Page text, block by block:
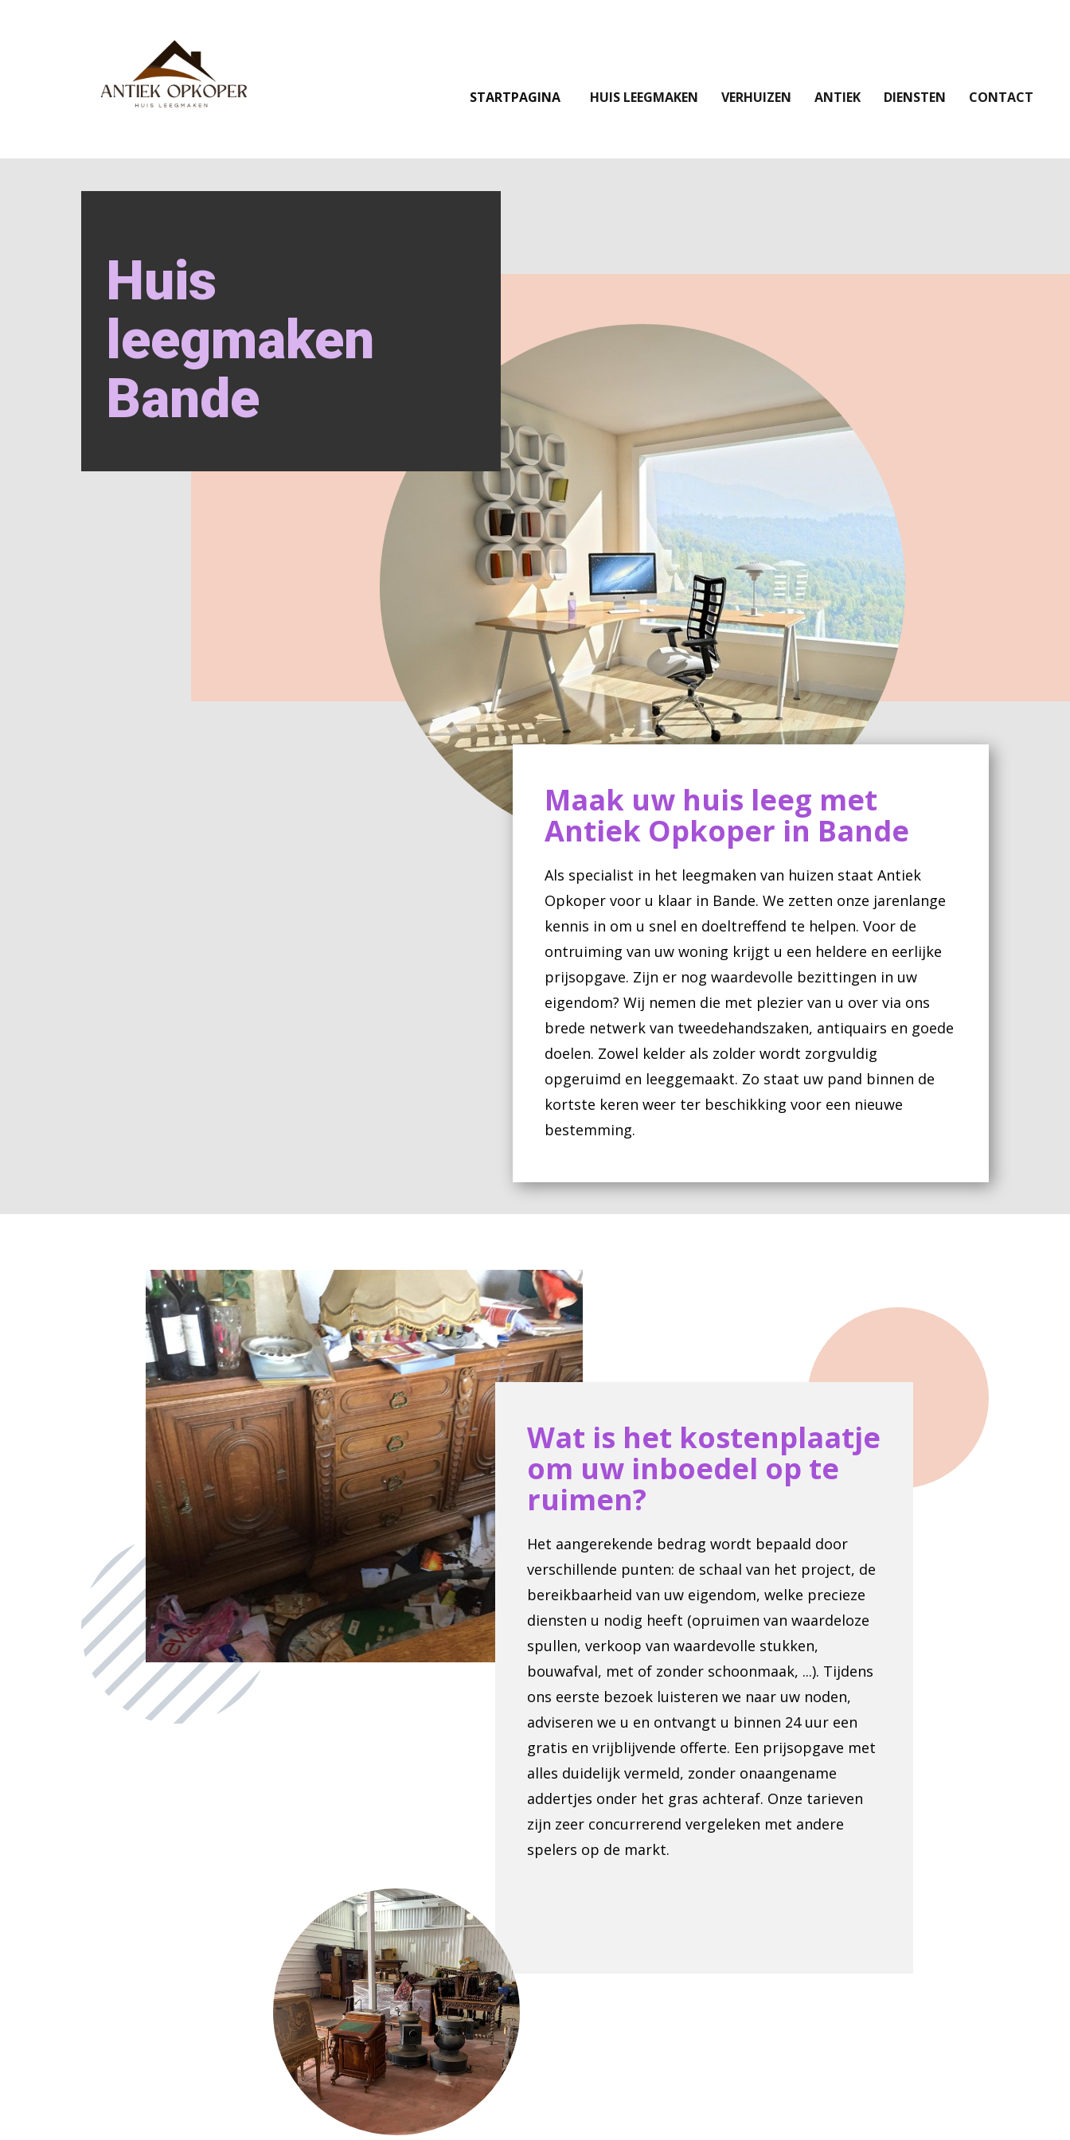
STARTPAGINA HUIS LEEGMAKEN VERHUIZEN ANTIEK DIENSTEN CONTACT
Huis
leegmaken
Bande
Maak uw huis leeg met
Antiek Opkoper in Bande
Als specialist in het leegmaken van huizen staat Antiek
Opkoper voor u klaar in Bande. We zetten onze jarenlange
kennis in om u snel en doeltreffend te helpen. Voor de
ontruiming van uw woning krijgt u een heldere en eerlijke
prijsopgave. Zijn er nog waardevolle bezittingen in uw
eigendom? Wij nemen die met plezier van u over via ons
brede netwerk van tweedehandszaken, antiquairs en goede
doelen. Zowel kelder als zolder wordt zorgvuldig
opgeruimd en leeggemaakt. Zo staat uw pand binnen de
kortste keren weer ter beschikking voor een nieuwe
bestemming.
Wat is het kostenplaatje
om uw inboedel op te
ruimen?
Het aangerekende bedrag wordt bepaald door
verschillende punten: de schaal van het project, de
bereikbaarheid van uw eigendom, welke precieze
diensten u nodig heeft (opruimen van waardeloze
spullen, verkoop van waardevolle stukken,
bouwafval, met of zonder schoonmaak, ...). Tijdens
ons eerste bezoek luisteren we naar uw noden,
adviseren we u en ontvangt u binnen 24 uur een
gratis en vrijblijvende offerte. Een prijsopgave met
alles duidelijk vermeld, zonder onaangename
addertjes onder het gras achteraf. Onze tarieven
zijn zeer concurrerend vergeleken met andere
spelers op de markt.